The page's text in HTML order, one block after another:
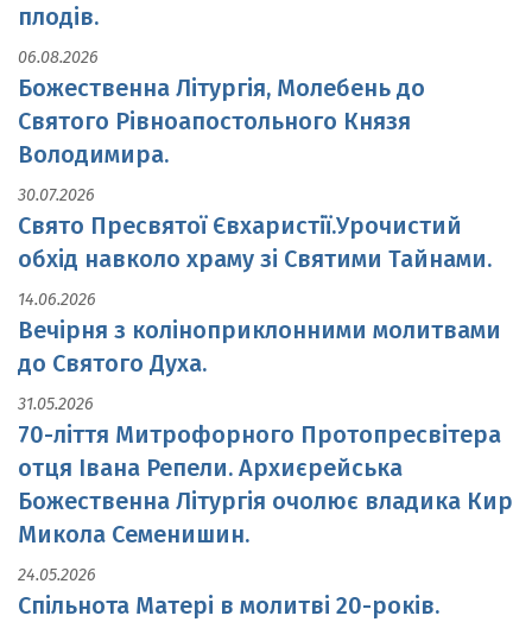
плодів.
06.08.2026
Божественна Літургія, Молебень до
Святого Рівноапостольного Князя
Володимира.
30.07.2026
Свято Пресвятої Євхаристії.Урочистий
обхід навколо храму зі Святими Тайнами.
14.06.2026
Вечірня з коліноприклонними молитвами
до Святого Духа.
31.05.2026
70-ліття Митрофорного Протопресвітера
отця Івана Репели. Архиєрейська
Божественна Літургія очолює владика Кир
Микола Семенишин.
24.05.2026
Спільнота Матері в молитві 20-років.